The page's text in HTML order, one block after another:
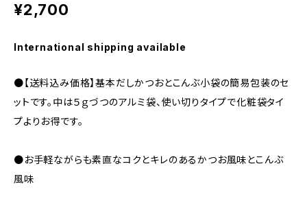
¥2,700
International shipping available
●【送料込み価格】基本だしかつおとこんぶ小袋の簡易包装のセ
ットです。中は５ｇづつのアルミ袋、使い切りタイプで化粧袋タイ
プよりお得です。
●お手軽ながらも素直なコクとキレのあるかつお風味とこんぶ
風味